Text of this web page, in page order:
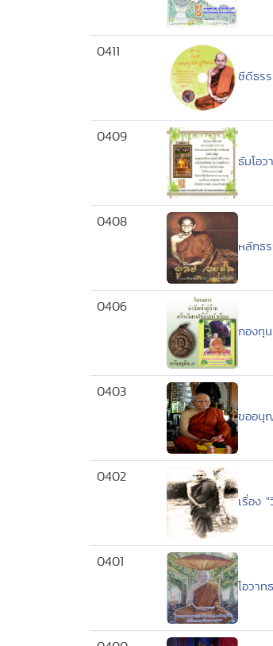
0411
ซีดีธร
0409
ธัมโอ
0408
หลักธ
0406
กองทุ
0403
ขออนุ
0402
เรื่อง
0401
โอวา